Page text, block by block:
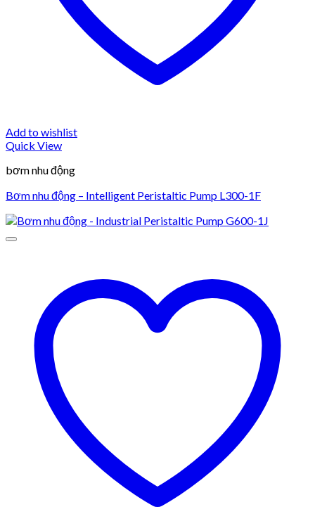
Add to wishlist
Quick View
bơm nhu động
Bơm nhu động – Intelligent Peristaltic Pump L300-1F